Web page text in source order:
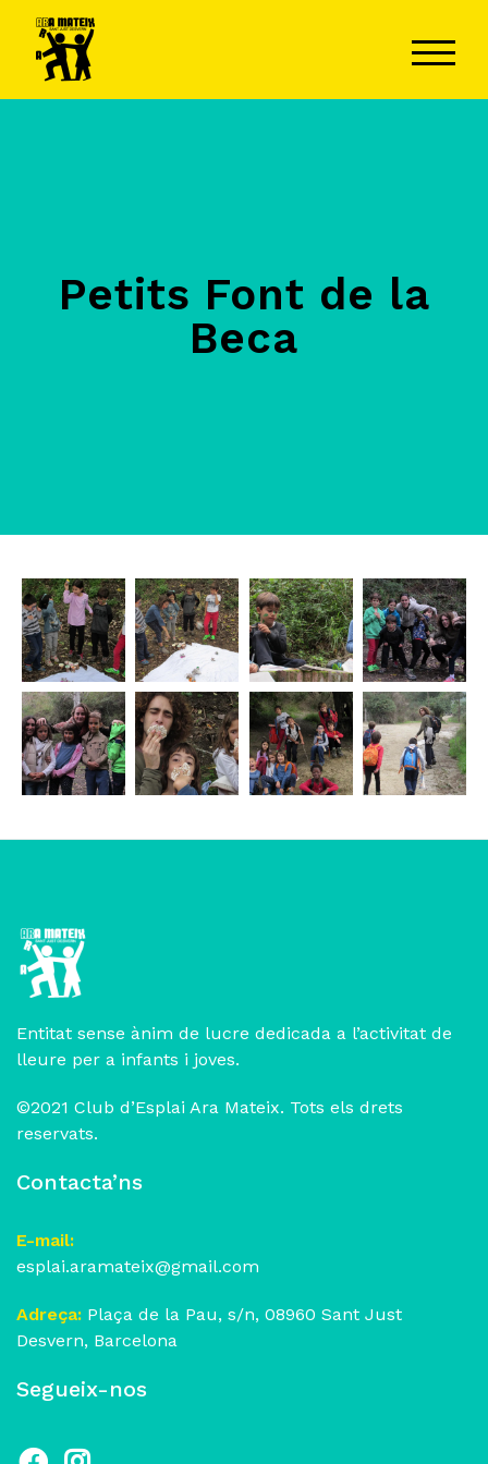
Petits Font de la
Beca​
Entitat sense ànim de lucre dedicada a l’activitat de
lleure per a infants i joves.
©2021 Club d’Esplai Ara Mateix. Tots els drets
reservats.
Contacta’ns
E-mail:
esplai.aramateix@gmail.com
Adreça: Plaça de la Pau, s/n, 08960 Sant Just
Desvern, Barcelona
Segueix-nos